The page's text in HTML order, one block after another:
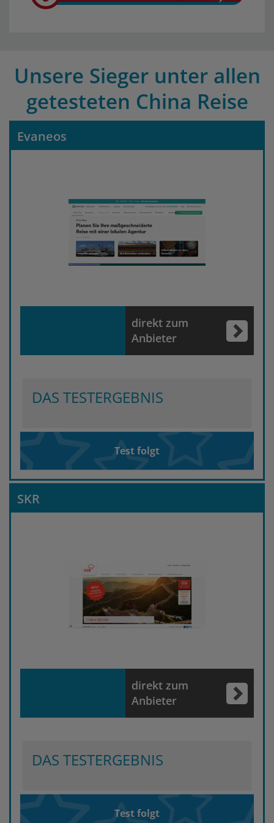
Unsere Sieger unter allen
getesteten China Reise
Evaneos
direkt zum
Anbieter
DAS TESTERGEBNIS
Test folgt
SKR
direkt zum
Anbieter
DAS TESTERGEBNIS
Test folgt